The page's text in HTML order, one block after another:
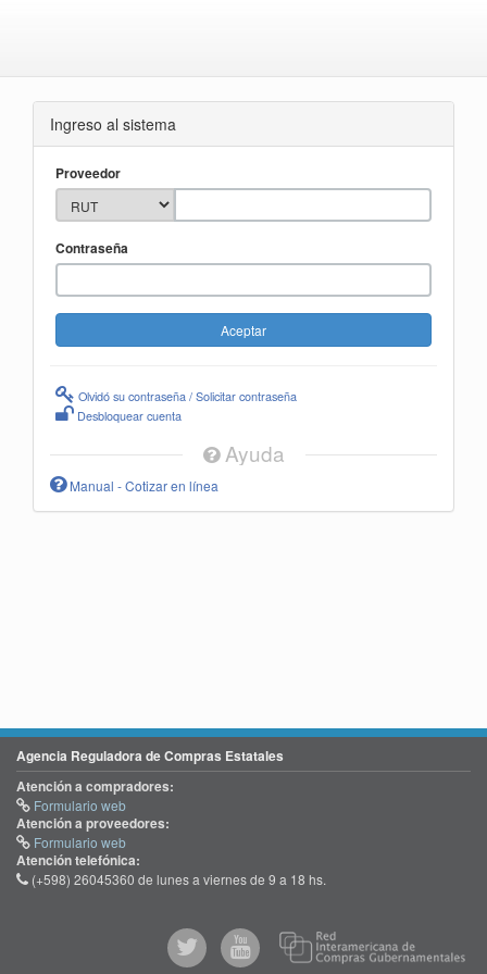
Ingreso al sistema
Proveedor
Contraseña
Olvidó su contraseña / Solicitar contraseña
Desbloquear cuenta
Ayuda
Manual - Cotizar en línea
Agencia Reguladora de Compras Estatales
Atención a compradores:
Formulario web
Atención a proveedores:
Formulario web
Atención telefónica:
(+598) 26045360 de lunes a viernes de 9 a 18 hs.
@comprasgubuy
ACCE